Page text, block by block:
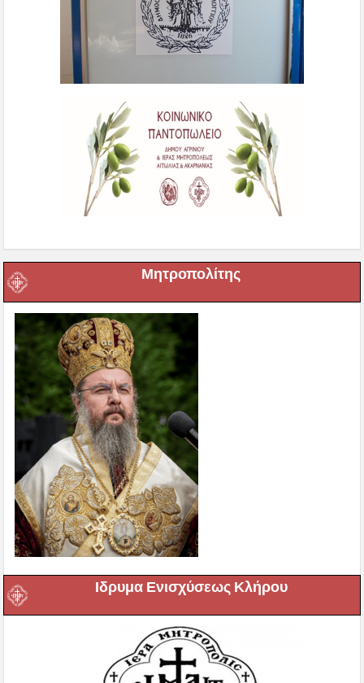
Μητροπολίτης
Ιδρυμα Ενισχύσεως Κλήρου